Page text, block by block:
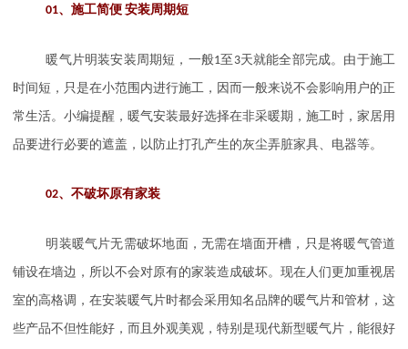
01、施工简便 安装周期短
暖气片明装安装周期短，一般1至 3天就能全部完成。由于施工
时间短，只是在小范围内进行施工，因而一般来说不会影响用户的正
常生活。小编提醒，暖气安装最好选择在非采暖期，施工时，家居用
品要进行必要的遮盖，以防止打孔产生的灰尘弄脏家具、电器等。
02、不破坏原有家装
明装暖气片无需破坏地面，无需在墙面开槽，只是将暖气管道
铺设在墙边，所以不会对原有的家装造成破坏。现在人们更加重视居
室的高格调，在安装暖气片时都会采用知名品牌的暖气片和管材，这
些产品不但性能好，而且外观美观，特别是现代新型暖气片，能很好